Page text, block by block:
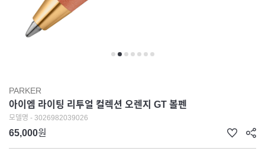
PARKER
아이엠 라이팅 리투얼 컬렉션 오렌지 GT 볼펜
모델명 - 3026982039026
65,000원